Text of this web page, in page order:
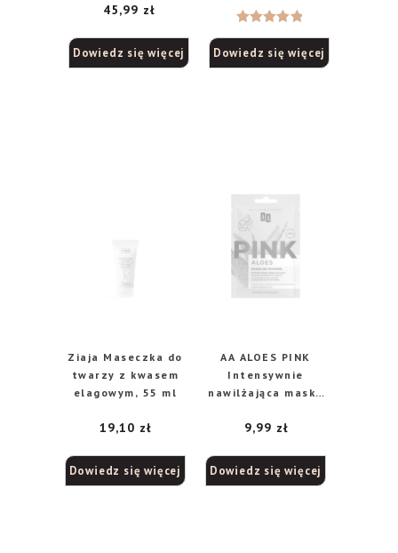
45,99 zł
Dowiedz się więcej
hialuronowym 15g
5.00 na 5
Dowiedz się więcej
Ziaja Maseczka do
twarzy z kwasem
elagowym, 55 ml
19,10 zł
Dowiedz się więcej
AA ALOES PINK
Intensywnie
nawilżająca maska
tkaninie, 2x4ml
9,99 zł
Dowiedz się więcej